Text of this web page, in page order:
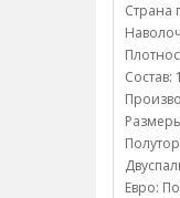
Страна
Состав:
Евро: